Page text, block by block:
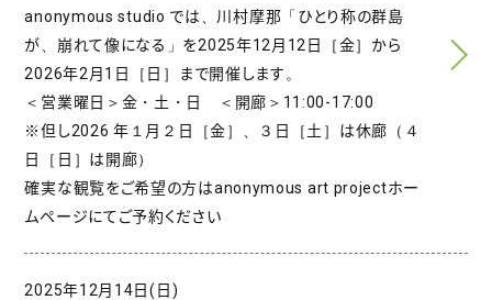
anonymous studio では、川村摩那「ひとり称の群島
が、崩れて像になる」を2025年12月12日［金］から
2026年2月1日［日］まで開催します。
＜営業曜日＞金・土・日 ＜開廊＞11:00-17:00
※但し2026 年１月２日［金］、３日［土］は休廊（４
日［日］は開廊）
確実な観覧をご希望の方はanonymous art projectホー
ムページにてご予約ください
2025年12月14日(日)